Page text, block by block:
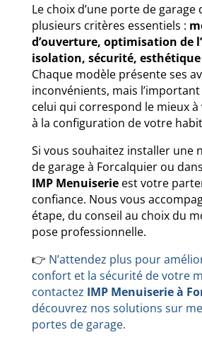
Le choix d’une porte de garage
plusieurs critères essentiels :
d’ouverture, optimisation de
isolation, sécurité,
Chaque modèle présente ses
inconvénients, mais
celui qui correspond le mieux à
à la configuration de votre
Si vous souhaitez installer une
de garage à Forcalquier ou
IMP Menuiserieest votre
confiance. Nous vous
étape, du conseil au choix du
pose professionnelle.
👉 N’attendez plus pour
confort et la sécurité de votre
contactez IMP Menuiserie à
découvrez nos solutions sur
portes de garage.